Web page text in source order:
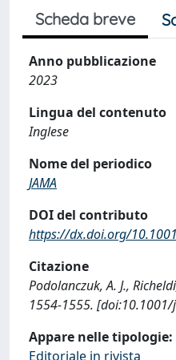
Scheda breve
Anno pubblicazione
2023
Lingua del contenuto
Inglese
Nome del periodico
JAMA
DOI del contributo
https://dx.doi.org/
Citazione
Podolanczuk, A. J.,
1554-1555.
Appare nelle tipologie:
Editoriale in rivista